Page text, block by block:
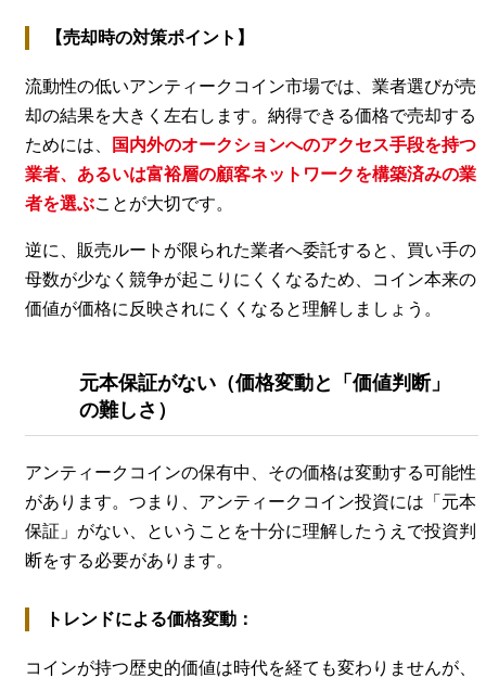
【売却時の対策ポイント】
流動性の低いアンティークコイン市場では、業者選びが売
却の結果を大きく左右します。納得できる価格で売却する
ためには、
国内外のオークションへのアクセス手段を持つ
業者、あるいは富裕層の顧客ネットワークを構築済みの業
者を選ぶことが大切です。
逆に、販売ルートが限られた業者へ委託すると、買い手の
母数が少なく競争が起こりにくくなるため、コイン本来の
価値が価格に反映されにくくなると理解しましょう。
元本保証がない（価格変動と「価値判断」
の難しさ）
アンティークコインの保有中、その価格は変動する可能性
があります。つまり、アンティークコイン投資には「元本
保証」がない、ということを十分に理解したうえで投資判
断をする必要があります。
トレンドによる価格変動：
コインが持つ歴史的価値は時代を経ても変わりませんが、